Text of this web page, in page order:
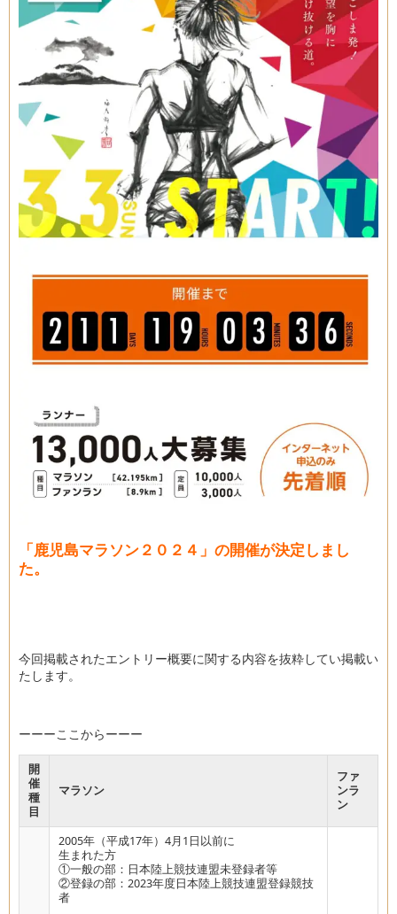
「鹿児島マラソン２０２４」の開催が決定しまし
た。
今回掲載されたエントリー概要に関する内容を抜粋してい掲載い
たします。
ーーーここからーーー
開
催
種
目
マラソン
ファ
ンラ
ン
2005年（平成17年）4月1日以前に
生まれた方
①一般の部：日本陸上競技連盟未登録者等
②登録の部：2023年度日本陸上競技連盟登録競技
者